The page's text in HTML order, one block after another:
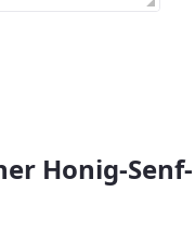
Honig-Senf-